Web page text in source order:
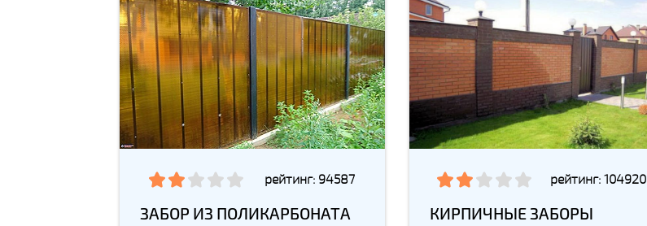
рейтинг: 94587
ЗАБОР ИЗ ПОЛИКАРБОНАТА
рейтинг: 104920
КИРПИЧНЫЕ ЗАБОРЫ